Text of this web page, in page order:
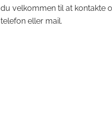
du velkommen til at kontakte
telefon eller mail.